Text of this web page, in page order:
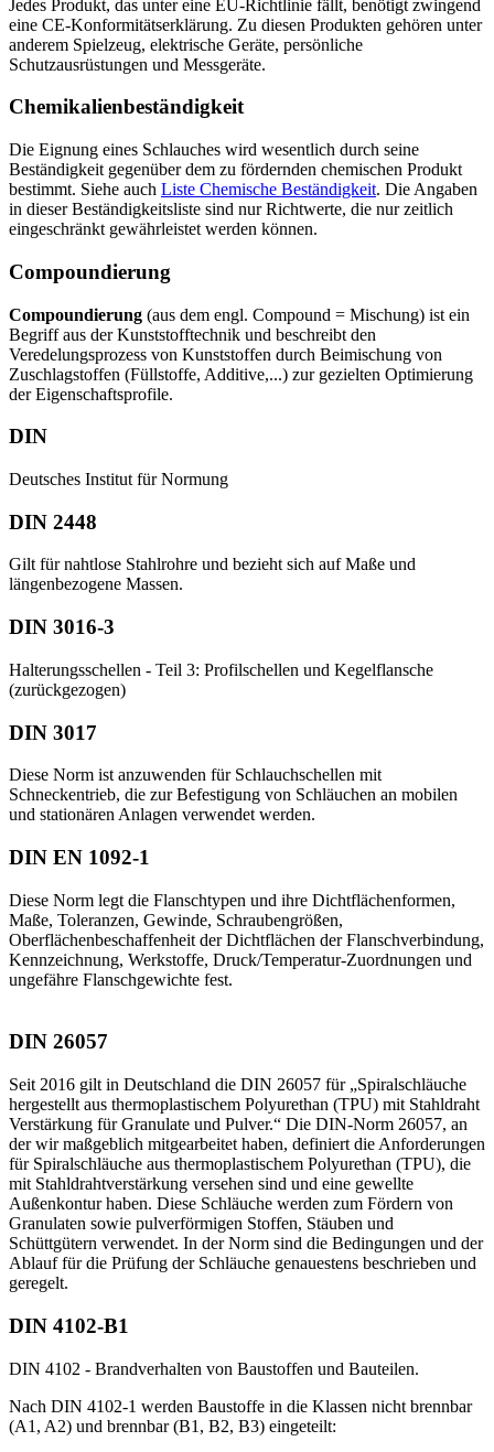
Jedes Produkt, das unter eine EU-Richtlinie fällt, benötigt zwingend
eine CE-Konformitätserklärung. Zu diesen Produkten gehören unter
anderem Spielzeug, elektrische Geräte, persönliche
Schutzausrüstungen und Messgeräte.
Chemikalienbeständigkeit
Die Eignung eines Schlauches wird wesentlich durch seine
Beständigkeit gegenüber dem zu fördernden chemischen Produkt
bestimmt. Siehe auch Liste Chemische Beständigkeit. Die Angaben
in dieser Beständigkeitsliste sind nur Richtwerte, die nur zeitlich
eingeschränkt gewährleistet werden können.
Compoundierung
Compoundierung (aus dem engl. Compound = Mischung) ist ein
Begriff aus der Kunststofftechnik und beschreibt den
Veredelungsprozess von Kunststoffen durch Beimischung von
Zuschlagstoffen (Füllstoffe, Additive,...) zur gezielten Optimierung
der Eigenschaftsprofile.
DIN
Deutsches Institut für Normung
DIN 2448
Gilt für nahtlose Stahlrohre und bezieht sich auf Maße und
längenbezogene Massen.
DIN 3016-3
Halterungsschellen - Teil 3: Profilschellen und Kegelflansche
(zurückgezogen)
DIN 3017
Diese Norm ist anzuwenden für Schlauchschellen mit
Schneckentrieb, die zur Befestigung von Schläuchen an mobilen
und stationären Anlagen verwendet werden.
DIN EN 1092-1
Diese Norm legt die Flanschtypen und ihre Dichtflächenformen,
Maße, Toleranzen, Gewinde, Schraubengrößen,
Oberflächenbeschaffenheit der Dichtflächen der Flanschverbindung,
Kennzeichnung, Werkstoffe, Druck/Temperatur-Zuordnungen und
ungefähre Flanschgewichte fest.
DIN 26057
Seit 2016 gilt in Deutschland die DIN 26057 für „Spiralschläuche
hergestellt aus thermoplastischem Polyurethan (TPU) mit Stahldraht
Verstärkung für Granulate und Pulver.“ Die DIN-Norm 26057, an
der wir maßgeblich mitgearbeitet haben, definiert die Anforderungen
für Spiralschläuche aus thermoplastischem Polyurethan (TPU), die
mit Stahldrahtverstärkung versehen sind und eine gewellte
Außenkontur haben. Diese Schläuche werden zum Fördern von
Granulaten sowie pulverförmigen Stoffen, Stäuben und
Schüttgütern verwendet. In der Norm sind die Bedingungen und der
Ablauf für die Prüfung der Schläuche genauestens beschrieben und
geregelt.
DIN 4102-B1
DIN 4102 - Brandverhalten von Baustoffen und Bauteilen.
Nach DIN 4102-1 werden Baustoffe in die Klassen nicht brennbar
(A1, A2) und brennbar (B1, B2, B3) eingeteilt: